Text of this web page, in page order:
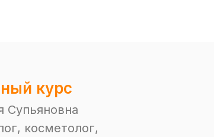
курс
Супьяновна
косметолог,